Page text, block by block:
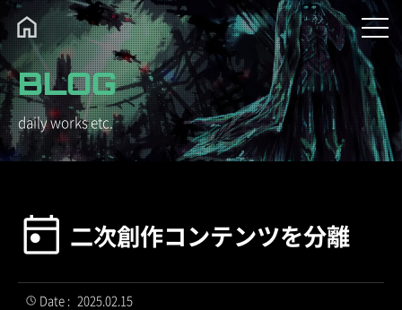
BLOG
daily works etc.
二次創作コンテンツを分離
Date : 2025.02.15